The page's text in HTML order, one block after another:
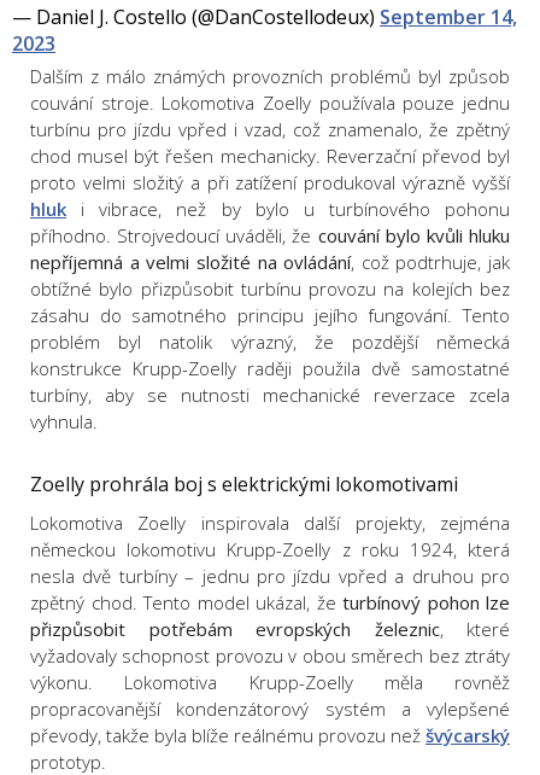
— Daniel J. Costello (@DanCostellodeux) September 14,
2023
Dalším z málo známých provozních problémů byl způsob
couvání stroje. Lokomotiva Zoelly používala pouze jednu
turbínu pro jízdu vpřed i vzad, což znamenalo, že zpětný
chod musel být řešen mechanicky. Reverzační převod byl
proto velmi složitý a při zatížení produkoval výrazně vyšší
hluk i vibrace, než by bylo u turbínového pohonu
příhodno. Strojvedoucí uváděli, že couvání bylo kvůli hluku
nepříjemná a velmi složité na ovládání, což podtrhuje, jak
obtížné bylo přizpůsobit turbínu provozu na kolejích bez
zásahu do samotného principu jejího fungování. Tento
problém byl natolik výrazný, že pozdější německá
konstrukce Krupp-Zoelly raději použila dvě samostatné
turbíny, aby se nutnosti mechanické reverzace zcela
vyhnula.
Zoelly prohrála boj s elektrickými lokomotivami
Lokomotiva Zoelly inspirovala další projekty, zejména
německou lokomotivu Krupp-Zoelly z roku 1924, která
nesla dvě turbíny – jednu pro jízdu vpřed a druhou pro
zpětný chod. Tento model ukázal, že turbínový pohon lze
přizpůsobit potřebám evropských železnic, které
vyžadovaly schopnost provozu v obou směrech bez ztráty
výkonu. Lokomotiva Krupp-Zoelly měla rovněž
propracovanější kondenzátorový systém a vylepšené
převody, takže byla blíže reálnému provozu než švýcarský
prototyp.